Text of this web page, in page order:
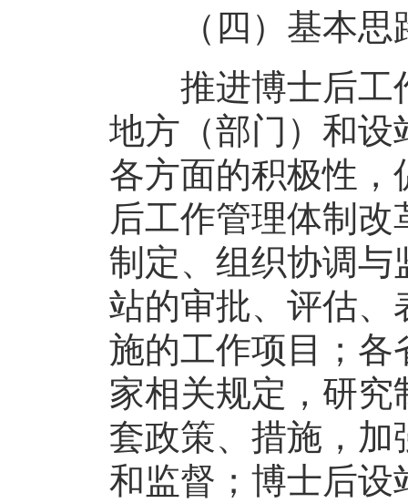
（四）基本思
推进博士后工作
地方（部门）和设
各方面的积极性
后工作管理体制
制定、组织协调与
站的审批、评估、
施的工作项目；各
家相关规定，研
套政策、措施，
和监督；博士后设